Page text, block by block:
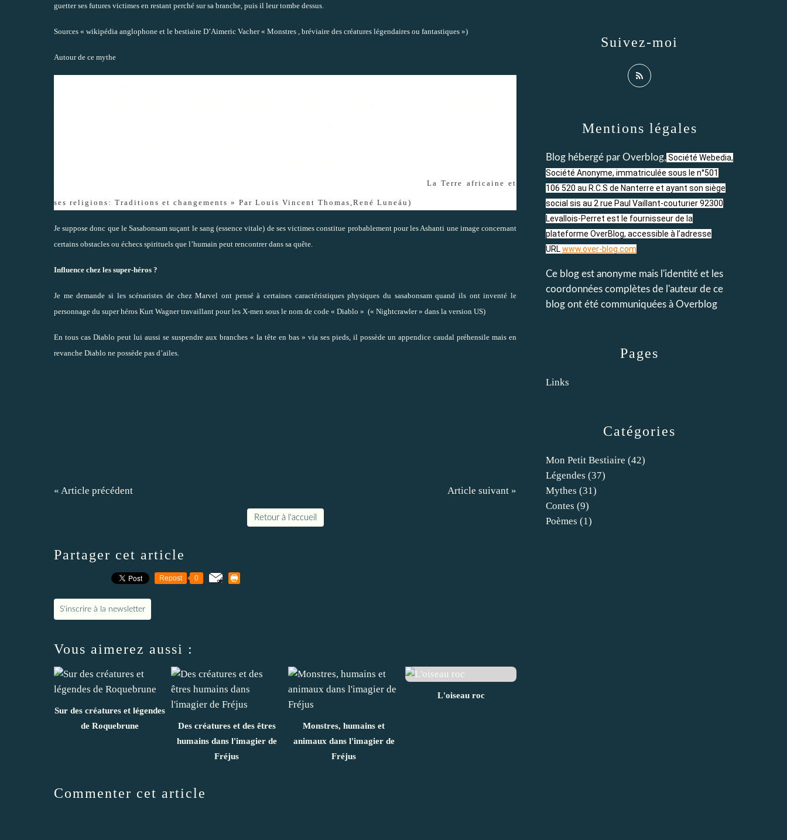
guetter ses futures victimes en restant perché sur sa branche, puis il leur tombe dessus.
Sources « wikipédia anglophone et le bestiaire D’Aimeric Vacher « Monstres , bréviaire des créatures légendaires ou fantastiques »)
Autour de ce mythe
La Terre africaine et
ses religions: Traditions et changements » Par Louis Vincent Thomas,René Luneáu)
Je suppose donc que le Sasabonsam suçant le sang (essence vitale) de ses victimes constitue probablement pour les Ashanti une image concernant
certains obstacles ou échecs spirituels que l’humain peut rencontrer dans sa quête.
Influence chez les super-héros ?
Je me demande si les scénaristes de chez Marvel ont pensé à certaines caractéristiques physiques du sasabonsam quand ils ont inventé le
personnage du super héros Kurt Wagner travaillant pour les X-men sous le nom de code « Diablo » (« Nightcrawler » dans la version US)
En tous cas Diablo peut lui aussi se suspendre aux branches « la tête en bas » via ses pieds, il possède un appendice caudal préhensile mais en
revanche Diablo ne possède pas d’ailes.
« Article précédent Article suivant »
Retour à l'accueil
Partager cet article
Repost 0
S'inscrire à la newsletter
Vous aimerez aussi :
Sur des créatures et légendes
de Roquebrune
Des créatures et des êtres
humains dans l'imagier de
Fréjus
Monstres, humains et
animaux dans l'imagier de
Fréjus
L'oiseau roc
Commenter cet article
Catégories
Mon Petit Bestiaire (42)
Légendes (37)
Mythes (31)
Contes (9)
Poèmes (1)
Pages
Links
Suivez-moi
Mentions légales
Blog hébergé par Overblog, Société Webedia,
Société Anonyme, immatriculée sous le n°501
106 520 au R.C.S de Nanterre et ayant son siège
social sis au 2 rue Paul Vaillant-couturier 92300
Levallois-Perret est le fournisseur de la
plateforme OverBlog, accessible à l’adresse
URLwww.over-blog.com
Ce blog est anonyme mais l'identité et les
coordonnées complètes de l'auteur de ce
blog ont été communiquées à Overblog